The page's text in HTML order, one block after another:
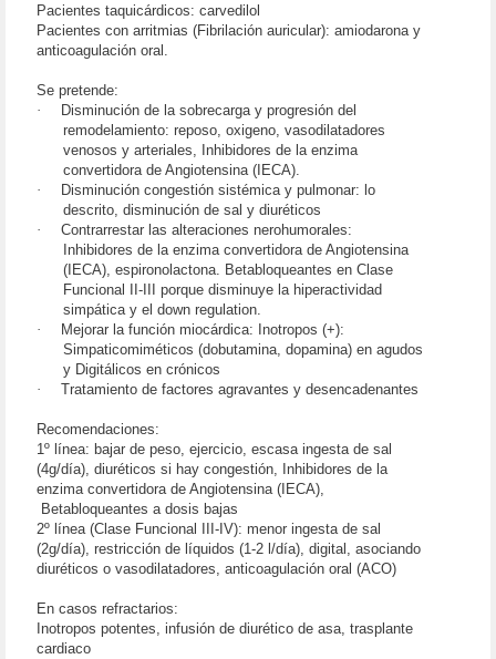
Pacientes taquicárdicos: carvedilol
Pacientes con arritmias (Fibrilación auricular): amiodarona y
anticoagulación oral.
Se pretende:
·
Disminución de la sobrecarga y progresión del
remodelamiento: reposo, oxigeno, vasodilatadores
venosos y arteriales, Inhibidores de la enzima
convertidora de Angiotensina (IECA).
·
Disminución congestión sistémica y pulmonar: lo
descrito, disminución de sal y diuréticos
·
Contrarrestar las alteraciones nerohumorales:
Inhibidores de la enzima convertidora de Angiotensina
(IECA), espironolactona. Betabloqueantes en Clase
Funcional II-III porque disminuye la hiperactividad
simpática y el down regulation.
·
Mejorar la función miocárdica: Inotropos (+):
Simpaticomiméticos (dobutamina, dopamina) en agudos
y Digitálicos en crónicos
·
Tratamiento de factores agravantes y desencadenantes
Recomendaciones:
1º línea: bajar de peso, ejercicio, escasa ingesta de sal
(4g/día), diuréticos si hay congestión, Inhibidores de la
enzima convertidora de Angiotensina (IECA),
Betabloqueantes a dosis bajas
2º línea (Clase Funcional III-IV): menor ingesta de sal
(2g/día), restricción de líquidos (1-2 l/día), digital, asociando
diuréticos o vasodilatadores, anticoagulación oral (ACO)
En casos refractarios:
Inotropos potentes, infusión de diurético de asa, trasplante
cardiaco